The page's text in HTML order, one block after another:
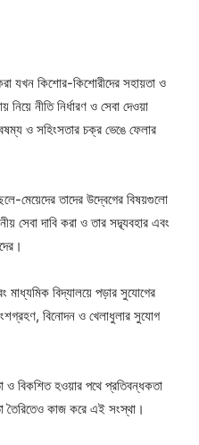
যখন কিশোর-কিশোরীদের সহায়তা ও
নীতি নির্ধারণ ও সেবা দেওয়া
বৈষম্য ও সহিংসতার চক্র ভেঙে ফেলার
মেয়েদের তাদের উদ্বেগের বিষয়গুলো
সেবা দাবি করা ও তার সদ্ব্যবহার এবং
মাধ্যমিক বিদ্যালয়ে পড়ার সুযোগের
বিনোদন ও খেলাধুলার সুযোগ
ও বিকশিত হওয়ার পথে প্রতিবন্ধকতা
তৈরিতেও কাজ করে এই সংস্থা।